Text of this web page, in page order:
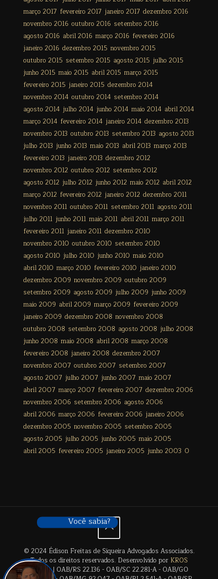
março 2017 fevereiro 2017 janeiro 2017 dezembro 2016
novembro 2016 outubro 2016 setembro 2016
agosto 2016 abril 2016 março 2016 fevereiro 2016
janeiro 2016 dezembro 2015 novembro 2015
outubro 2015 setembro 2015 agosto 2015 julho 2015
junho 2015 maio 2015 abril 2015 março 2015
fevereiro 2015 janeiro 2015 dezembro 2014
novembro 2014 outubro 2014 setembro 2014
agosto 2014 julho 2014 junho 2014 maio 2014 abril 2014
março 2014 fevereiro 2014 janeiro 2014 dezembro 2013
novembro 2013 outubro 2013 setembro 2013 agosto 2013
julho 2013 junho 2013 maio 2013 abril 2013 março 2013
fevereiro 2013 janeiro 2013 dezembro 2012
novembro 2012 outubro 2012 setembro 2012
agosto 2012 julho 2012 junho 2012 maio 2012 abril 2012
março 2012 fevereiro 2012 janeiro 2012 dezembro 2011
novembro 2011 outubro 2011 setembro 2011 agosto 2011
julho 2011 junho 2011 maio 2011 abril 2011 março 2011
fevereiro 2011 janeiro 2011 dezembro 2010
novembro 2010 outubro 2010 setembro 2010
agosto 2010 julho 2010 junho 2010 maio 2010
abril 2010 março 2010 fevereiro 2010 janeiro 2010
dezembro 2009 novembro 2009 outubro 2009
setembro 2009 agosto 2009 julho 2009 junho 2009
maio 2009 abril 2009 março 2009 fevereiro 2009
janeiro 2009 dezembro 2008 novembro 2008
outubro 2008 setembro 2008 agosto 2008 julho 2008
junho 2008 maio 2008 abril 2008 março 2008
fevereiro 2008 janeiro 2008 dezembro 2007
novembro 2007 outubro 2007 setembro 2007
agosto 2007 julho 2007 junho 2007 maio 2007
abril 2007 março 2007 fevereiro 2007 dezembro 2006
novembro 2006 setembro 2006 agosto 2006
abril 2006 março 2006 fevereiro 2006 janeiro 2006
dezembro 2005 novembro 2005 setembro 2005
agosto 2005 julho 2005 junho 2005 maio 2005
abril 2005 fevereiro 2005 janeiro 2005 junho 2003 0
© 2024 Édison Freitas de Siqueira Advogados Associados.
Todos os direitos reservados. Desenvolvido por KROS
Digital. | OAB/RS 22.136 - OAB/SC 22.281-A - OAB/GO
Você sabia?